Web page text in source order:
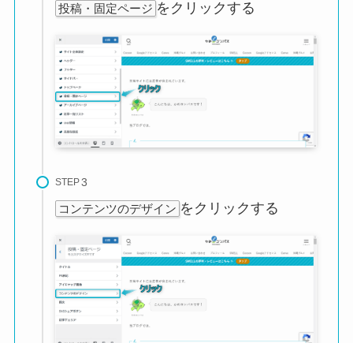
投稿・固定ページ をクリックする
STEP
コンテンツのデザイン をクリックする